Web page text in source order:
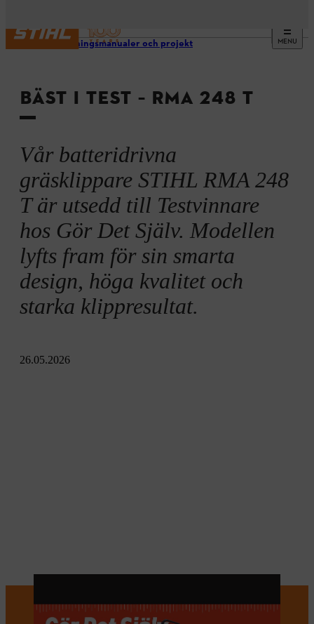
MENU
Rådgivningsmanualer och projekt
BÄST I TEST – RMA 248 T
Vår batteridrivna
gräsklippare STIHL RMA 248
T är utsedd till Testvinnare
hos Gör Det Själv. Modellen
lyfts fram för sin smarta
design, höga kvalitet och
starka klippresultat.
26.05.2026